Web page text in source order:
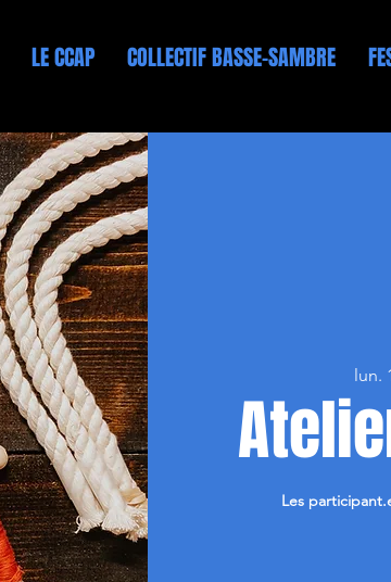
LE CCAP COLLECTIF BASSE-SAMBRE
lun.
Les